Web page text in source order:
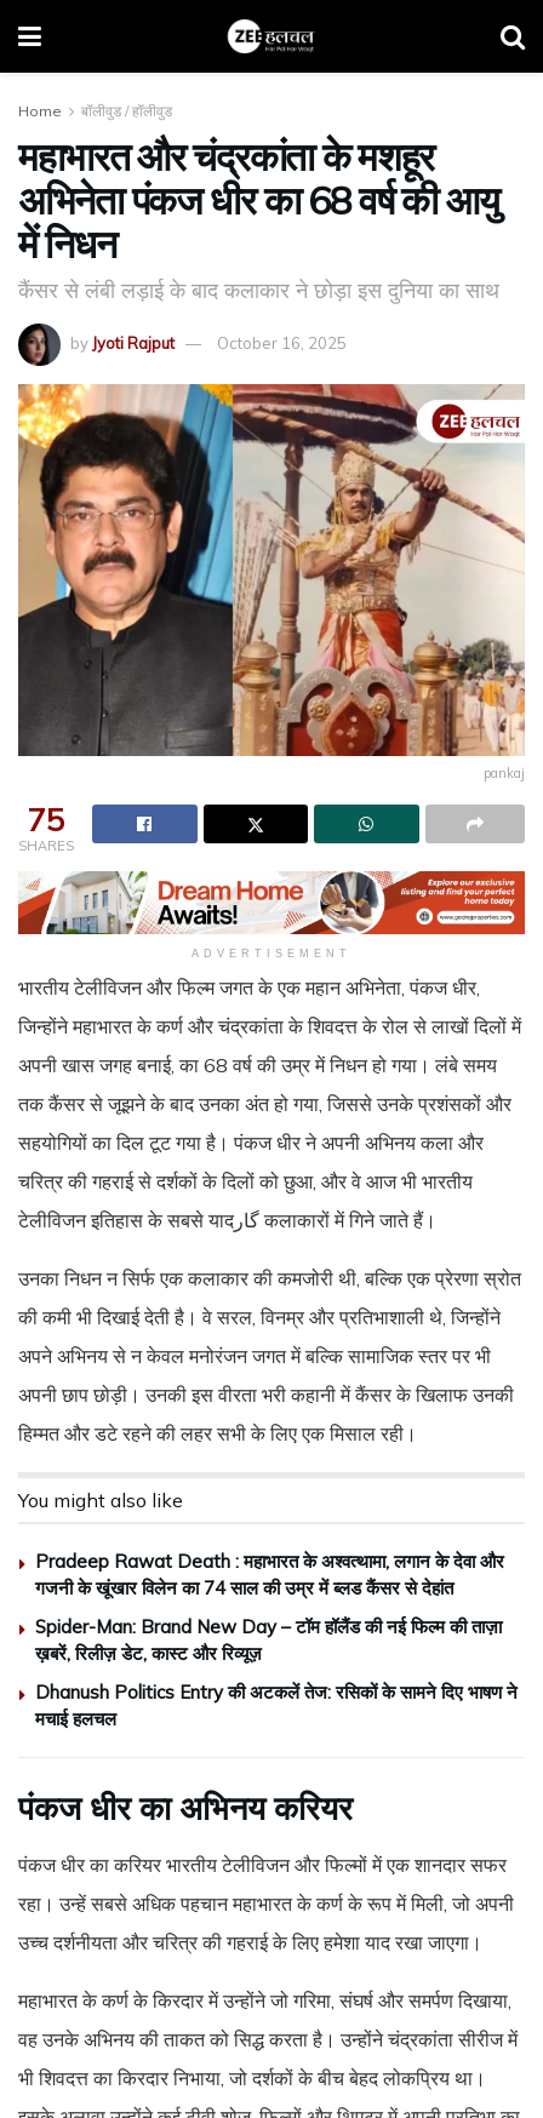
Home बॉलीवुड / हॉलीवुड
महाभारत और चंद्रकांता के मशहूर
अभिनेता पंकज धीर का 68 वर्ष की आयु
में निधन
कैंसर से लंबी लड़ाई के बाद कलाकार ने छोड़ा इस दुनिया का साथ
by Jyoti Rajput October 16, 2025
pankaj
75
SHARES
ADVERTISEMENT
भारतीय टेलीविजन और फिल्म जगत के एक महान अभिनेता, पंकज धीर,
जिन्होंने महाभारत के कर्ण और चंद्रकांता के शिवदत्त के रोल से लाखों दिलों में
अपनी खास जगह बनाई, का 68 वर्ष की उम्र में निधन हो गया। लंबे समय
तक कैंसर से जूझने के बाद उनका अंत हो गया, जिससे उनके प्रशंसकों और
सहयोगियों का दिल टूट गया है। पंकज धीर ने अपनी अभिनय कला और
चरित्र की गहराई से दर्शकों के दिलों को छुआ, और वे आज भी भारतीय
टेलीविजन इतिहास के सबसे यादگار कलाकारों में गिने जाते हैं।
उनका निधन न सिर्फ एक कलाकार की कमजोरी थी, बल्कि एक प्रेरणा स्रोत
की कमी भी दिखाई देती है। वे सरल, विनम्र और प्रतिभाशाली थे, जिन्होंने
अपने अभिनय से न केवल मनोरंजन जगत में बल्कि सामाजिक स्तर पर भी
अपनी छाप छोड़ी। उनकी इस वीरता भरी कहानी में कैंसर के खिलाफ उनकी
हिम्मत और डटे रहने की लहर सभी के लिए एक मिसाल रही।
You might also like
Pradeep Rawat Death : महाभारत के अश्वत्थामा, लगान के देवा और
गजनी के खूंखार विलेन का 74 साल की उम्र में ब्लड कैंसर से देहांत
Spider-Man: Brand New Day – टॉम हॉलैंड की नई फिल्म की ताज़ा
ख़बरें, रिलीज़ डेट, कास्ट और रिव्यूज़
Dhanush Politics Entry की अटकलें तेज: रसिकों के सामने दिए भाषण ने
मचाई हलचल
पंकज धीर का अभिनय करियर
पंकज धीर का करियर भारतीय टेलीविजन और फिल्मों में एक शानदार सफर
रहा। उन्हें सबसे अधिक पहचान महाभारत के कर्ण के रूप में मिली, जो अपनी
उच्च दर्शनीयता और चरित्र की गहराई के लिए हमेशा याद रखा जाएगा।
महाभारत के कर्ण के किरदार में उन्होंने जो गरिमा, संघर्ष और समर्पण दिखाया,
वह उनके अभिनय की ताकत को सिद्ध करता है। उन्होंने चंद्रकांता सीरीज में
भी शिवदत्त का किरदार निभाया, जो दर्शकों के बीच बेहद लोकप्रिय था।